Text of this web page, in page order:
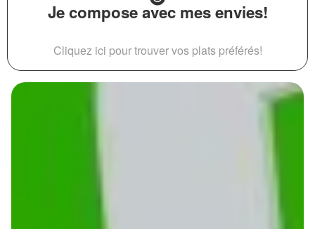
Je compose avec mes envies!
Cliquez ici pour trouver vos plats préférés!